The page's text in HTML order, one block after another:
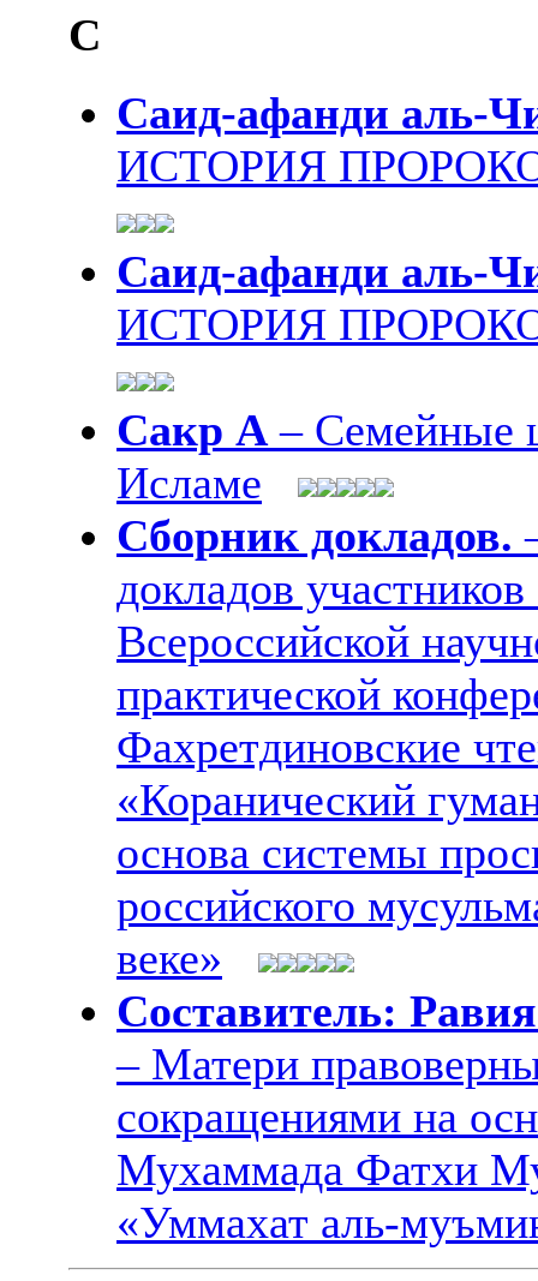
С
Саид-афанди аль-
ИСТОРИЯ
Саид-афанди аль-
ИСТОРИЯ
Сакр А – Семейные
Исламе
Сборник докладов.
докладов
Всероссийской
практической
Фахретдиновские
«Коранический
основа системы
российского
веке»
Составитель:
– Матери
сокращениями на
Мухаммада Фатхи
«Уммахат аль-